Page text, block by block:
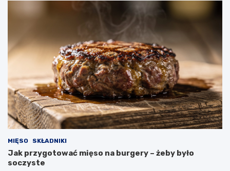
MIĘSO SKŁADNIKI
Jak przygotować mięso na burgery – żeby było
soczyste